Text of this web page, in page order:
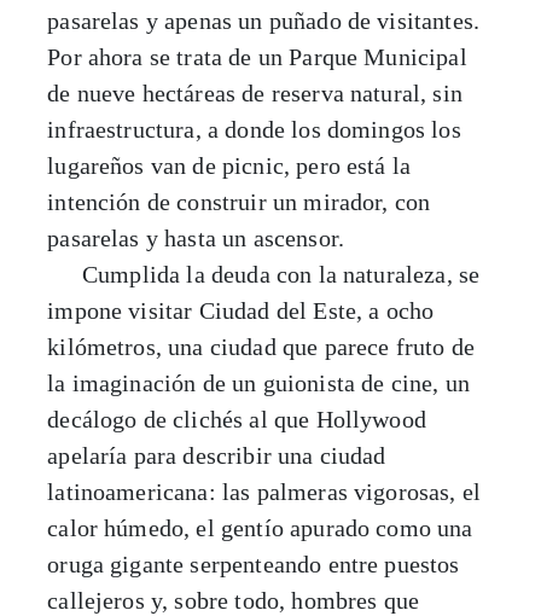
pasarelas y apenas un puñado de visitantes.
Por ahora se trata de un Parque Municipal
de nueve hectáreas de reserva natural, sin
infraestructura, a donde los domingos los
lugareños van de picnic, pero está la
intención de construir un mirador, con
pasarelas y hasta un ascensor.
Cumplida la deuda con la naturaleza, se
impone visitar Ciudad del Este, a ocho
kilómetros, una ciudad que parece fruto de
la imaginación de un guionista de cine, un
decálogo de clichés al que Hollywood
apelaría para describir una ciudad
latinoamericana: las palmeras vigorosas, el
calor húmedo, el gentío apurado como una
oruga gigante serpenteando entre puestos
callejeros y, sobre todo, hombres que